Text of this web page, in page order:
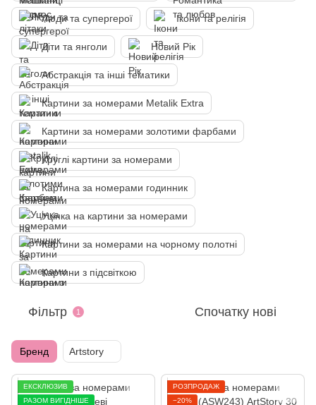
Люди та супергерої Ікони та релігія
Діти та янголи Новий Рік
Абстракція та інші тематики
Картини за номерами Metalik Extra
Картини за номерами золотими фарбами
Круглі картини за номерами
Картина за номерами годинник
Уцінка на картини за номерами
Картини за номерами на чорному полотні
Картини з підсвіткою
Фільтр 1 Спочатку нові
Бренд Artstory
ЕКСКЛЮЗИВ
РАЗОМ ВИГІДНІШЕ
РОЗПРОДАЖ
−20%